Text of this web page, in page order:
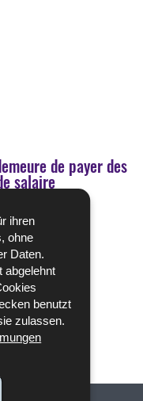
ihren
ohne
Daten.
abgelehnt
benutzt
zulassen.
de payer des
salaire
:Französisch
1 Seite(n)